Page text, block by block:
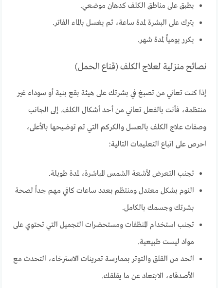
يطبق على مناطق الكلف كدهان موضعي.
يترك على البشرة لمدة ساعة، ثم يغسل بالماء الفاتر.
يكرر يومياً لمدة شهر.
نصائح منزلية لعلاج الكلف (قناع الحمل)
إذا كنت تعاني من تصبغ في بشرتك على هيئة بقع بنية أو سوداء غير
منتظمة، فأنت بالفعل تعاني من أحد أشكال الكلف. إلى الجانب
وصفات علاج الكلف بالعسل والكركم التي تم توضيحها بالأعلى،
احرص على اتباع التعليمات التالية:
تجنب التعرض لأشعة الشمس المباشرة، لمدة طويلة.
النوم بشكل معتدل ومنتظم بعدد ساعات كافي مهم جداً لصحة
بشرتك وجسمك بالكامل.
تجنب استخدام المنظفات ومستحضرات التجميل التي تحتوي على
مواد ليست طبيعية.
الحد من القلق والتوتر بممارسة تمرينات الاسترخاء، التحدث مع
الأصدقاء، الابتعاد عن ما يقلقك.